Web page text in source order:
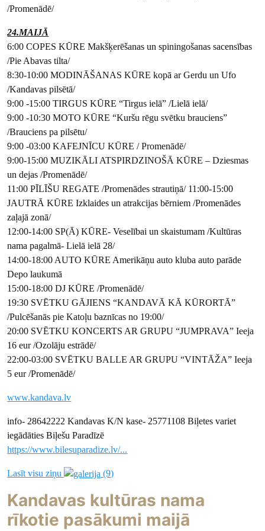
/Promenādē/
24.MAIJĀ
6:00 COPES KŪRE Makšķerēšanas un spiningošanas sacensības
/Pie Abavas tilta/
8:30-10:00 MODINĀŠANAS KŪRE kopā ar Gerdu un Ufo
/Kandavas pilsētā/
9:00 -15:00 TIRGUS KŪRE “Tirgus ielā” /Lielā ielā/
9:00 -10:30 MOTO KŪRE “Kuršu rēgu svētku brauciens”
/Brauciens pa pilsētu/
9:00 -03:00 KAFEJNĪCU KŪRE / Promenādē/
9:00-15:00 MUZIKĀLI ATSPIRDZINOŠĀ KŪRE – Dziesmas
un dejas /Promenādē/
11:00 PĪLĪŠU REGATE /Promenādes strautiņā/ 11:00-15:00
JAUTRĀ KŪRE Izklaides un atrakcijas bērniem /Promenādes
zaļajā zonā/
12:00-14:00 SP(Ā) KŪRE- Veselībai un skaistumam /Kultūras
nama pagalmā- Lielā ielā 28/
14:00-18:00 AUTO KŪRE Amerikāņu auto kluba auto parāde
Depo laukumā
15:00-18:00 DJ KŪRE /Promenādē/
19:30 SVĒTKU GĀJIENS “KANDAVĀ KĀ KŪRORTĀ”
/Pulcēšanās pie Katoļu baznīcas no 19:00/
20:00 SVĒTKU KONCERTS AR GRUPU “JUMPRAVA” Ieeja
16 eur /Ozolāju estrādē/
22:00-03:00 SVĒTKU BALLE AR GRUPU “VINTĀŽA” Ieeja
5 eur /Promenādē/
www.kandava.lv
info- 28642222 Kandavas K/N kase- 25771108 Biļetes variet
iegādāties Biļešu Paradīzē
https://www.bilesuparadize.lv/...
Lasīt visu ziņu (9)
Kandavas kultūras nama
rīkotie pasākumi maijā